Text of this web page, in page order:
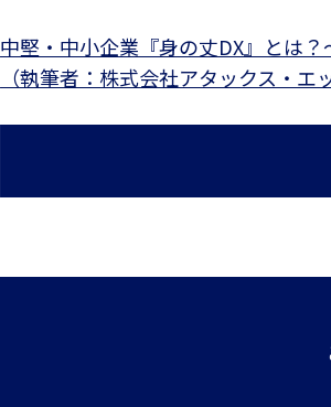
中堅・中小企業『身の丈DX』とは？
（執筆者：株式会社アタックス